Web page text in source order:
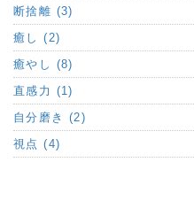
断捨離 (3)
癒し (2)
癒やし (8)
直感力 (1)
自分磨き (2)
視点 (4)